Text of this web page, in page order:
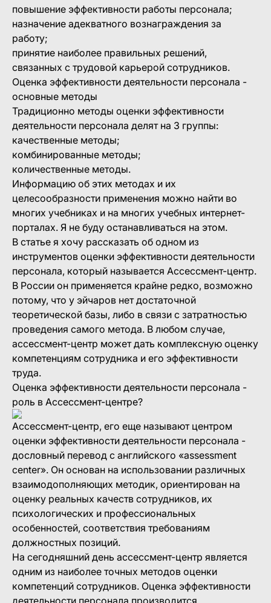
повышение эффективности работы персонала;
назначение адекватного вознаграждения за
работу;
принятие наиболее правильных решений,
связанных с трудовой карьерой сотрудников.
Оценка эффективности деятельности персонала -
основные методы
Традиционно методы оценки эффективности
деятельности персонала делят на 3 группы:
качественные методы;
комбинированные методы;
количественные методы.
Информацию об этих методах и их
целесообразности применения можно найти во
многих учебниках и на многих учебных интернет-
порталах. Я не буду останавливаться на этом.
В статье я хочу рассказать об одном из
инструментов оценки эффективности деятельности
персонала, который называется Ассессмент-центр.
В России он применяется крайне редко, возможно
потому, что у эйчаров нет достаточной
теоретической базы, либо в связи с затратностью
проведения самого метода. В любом случае,
ассессмент-центр может дать комплексную оценку
компетенциям сотрудника и его эффективности
труда.
Оценка эффективности деятельности персонала -
роль в Ассессмент-центре?
Ассессмент-центр, его еще называют центром
оценки эффективности деятельности персонала -
дословный перевод с английского «assessment
center». Он основан на использовании различных
взаимодополняющих методик, ориентирован на
оценку реальных качеств сотрудников, их
психологических и профессиональных
особенностей, соответствия требованиям
должностных позиций.
На сегодняшний день ассессмент-центр является
одним из наиболее точных методов оценки
компетенций сотрудников. Оценка эффективности
деятельности персонала производится